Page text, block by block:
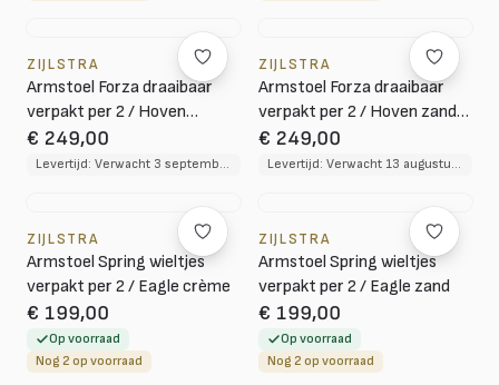
ZIJLSTRA
Armstoel Forza draaibaar
verpakt per 2 / Hoven
champagne-bruin
€ 249,00
Levertijd: Verwacht 3 september 2026
ZIJLSTRA
Armstoel Forza draaibaar
verpakt per 2 / Hoven zand-
bruin
€ 249,00
Levertijd: Verwacht 13 augustus 2026
ZIJLSTRA
Armstoel Spring wieltjes
verpakt per 2 / Eagle crème
€ 199,00
Op voorraad
Nog 2 op voorraad
ZIJLSTRA
Armstoel Spring wieltjes
verpakt per 2 / Eagle zand
€ 199,00
Op voorraad
Nog 2 op voorraad